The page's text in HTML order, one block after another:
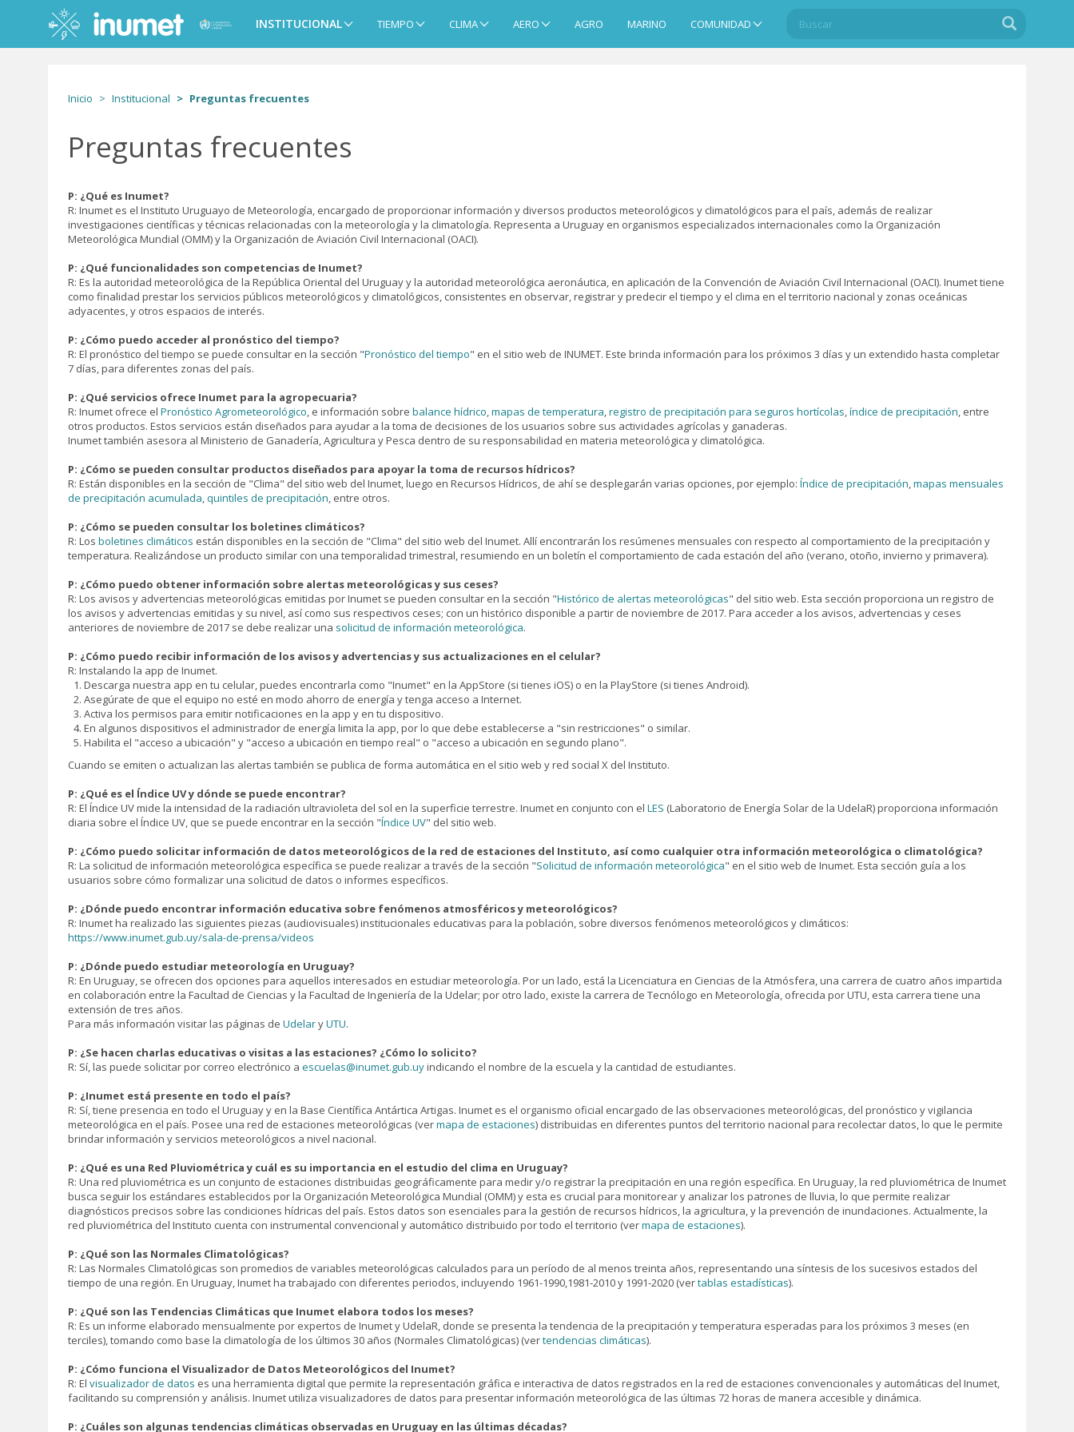
principal
Main
navigation
INSTITUCIONAL TIEMPO CLIMA AERO AGRO MARINO COMUNIDAD
Search
Buscar
Inicio Institucional Preguntas frecuentes
Preguntas frecuentes
P: ¿Qué es Inumet?
R: Inumet es el Instituto Uruguayo de Meteorología, encargado de proporcionar información y diversos productos meteorológicos y climatológicos para el país, además de realizar
investigaciones científicas y técnicas relacionadas con la meteorología y la climatología. Representa a Uruguay en organismos especializados internacionales como la Organización
Meteorológica Mundial (OMM) y la Organización de Aviación Civil Internacional (OACI).
P: ¿Qué funcionalidades son competencias de Inumet?
R: Es la autoridad meteorológica de la República Oriental del Uruguay y la autoridad meteorológica aeronáutica, en aplicación de la Convención de Aviación Civil Internacional (OACI). Inumet tiene
como finalidad prestar los servicios públicos meteorológicos y climatológicos, consistentes en observar, registrar y predecir el tiempo y el clima en el territorio nacional y zonas oceánicas
adyacentes, y otros espacios de interés.
P: ¿Cómo puedo acceder al pronóstico del tiempo?
R: El pronóstico del tiempo se puede consultar en la sección "Pronóstico del tiempo" en el sitio web de INUMET. Este brinda información para los próximos 3 días y un extendido hasta completar
7 días, para diferentes zonas del país.
P: ¿Qué servicios ofrece Inumet para la agropecuaria?
R: Inumet ofrece el Pronóstico Agrometeorológico, e información sobre balance hídrico,mapas de temperatura,registro de precipitación para seguros hortícolas,índice de precipitación, entre
otros productos. Estos servicios están diseñados para ayudar a la toma de decisiones de los usuarios sobre sus actividades agrícolas y ganaderas.
Inumet también asesora al Ministerio de Ganadería, Agricultura y Pesca dentro de su responsabilidad en materia meteorológica y climatológica.
P: ¿Cómo se pueden consultar productos diseñados para apoyar la toma de recursos hídricos?
R: Están disponibles en la sección de "Clima" del sitio web del Inumet, luego en Recursos Hídricos, de ahí se desplegarán varias opciones, por ejemplo: Índice de precipitación,mapas mensuales
de precipitación acumulada,quintiles de precipitación, entre otros.
P: ¿Cómo se pueden consultar los boletines climáticos?
R: Los boletines climáticos están disponibles en la sección de "Clima" del sitio web del Inumet. Allí encontrarán los resúmenes mensuales con respecto al comportamiento de la precipitación y
temperatura. Realizándose un producto similar con una temporalidad trimestral, resumiendo en un boletín el comportamiento de cada estación del año (verano, otoño, invierno y primavera).
P: ¿Cómo puedo obtener información sobre alertas meteorológicas y sus ceses?
R: Los avisos y advertencias meteorológicas emitidas por Inumet se pueden consultar en la sección "Histórico de alertas meteorológicas" del sitio web. Esta sección proporciona un registro de
los avisos y advertencias emitidas y su nivel, así como sus respectivos ceses; con un histórico disponible a partir de noviembre de 2017. Para acceder a los avisos, advertencias y ceses
anteriores de noviembre de 2017 se debe realizar una solicitud de información meteorológica.
P: ¿Cómo puedo recibir información de los avisos y advertencias y sus actualizaciones en el celular?
R: Instalando la app de Inumet.
Descarga nuestra app en tu celular, puedes encontrarla como "Inumet" en la AppStore (si tienes iOS) o en la PlayStore (si tienes Android).
Asegúrate de que el equipo no esté en modo ahorro de energía y tenga acceso a Internet.
Activa los permisos para emitir notificaciones en la app y en tu dispositivo.
En algunos dispositivos el administrador de energía limita la app, por lo que debe establecerse a "sin restricciones" o similar.
Habilita el "acceso a ubicación" y "acceso a ubicación en tiempo real" o "acceso a ubicación en segundo plano".
Cuando se emiten o actualizan las alertas también se publica de forma automática en el sitio web y red social X del Instituto.
P: ¿Qué es el Índice UV y dónde se puede encontrar?
R: El Índice UV mide la intensidad de la radiación ultravioleta del sol en la superficie terrestre. Inumet en conjunto con el LES (Laboratorio de Energía Solar de la UdelaR) proporciona información
diaria sobre el Índice UV, que se puede encontrar en la sección "Índice UV" del sitio web.
P: ¿Cómo puedo solicitar información de datos meteorológicos de la red de estaciones del Instituto, así como cualquier otra información meteorológica o climatológica?
R: La solicitud de información meteorológica específica se puede realizar a través de la sección "Solicitud de información meteorológica" en el sitio web de Inumet. Esta sección guía a los
usuarios sobre cómo formalizar una solicitud de datos o informes específicos.
P: ¿Dónde puedo encontrar información educativa sobre fenómenos atmosféricos y meteorológicos?
R: Inumet ha realizado las siguientes piezas (audiovisuales) institucionales educativas para la población, sobre diversos fenómenos meteorológicos y climáticos:
https://www.inumet.gub.uy/sala-de-prensa/videos
P: ¿Dónde puedo estudiar meteorología en Uruguay?
R: En Uruguay, se ofrecen dos opciones para aquellos interesados en estudiar meteorología. Por un lado, está la Licenciatura en Ciencias de la Atmósfera, una carrera de cuatro años impartida
en colaboración entre la Facultad de Ciencias y la Facultad de Ingeniería de la Udelar; por otro lado, existe la carrera de Tecnólogo en Meteorología, ofrecida por UTU, esta carrera tiene una
extensión de tres años.
Para más información visitar las páginas de UdelaryUTU.
P: ¿Se hacen charlas educativas o visitas a las estaciones? ¿Cómo lo solicito?
R: Sí, las puede solicitar por correo electrónico a escuelas@inumet.gub.uyindicando el nombre de la escuela y la cantidad de estudiantes.
P: ¿Inumet está presente en todo el país?
R: Sí, tiene presencia en todo el Uruguay y en la Base Científica Antártica Artigas. Inumet es el organismo oficial encargado de las observaciones meteorológicas, del pronóstico y vigilancia
meteorológica en el país. Posee una red de estaciones meteorológicas (vermapa de estaciones) distribuidas en diferentes puntos del territorio nacional para recolectar datos, lo que le permite
brindar información y servicios meteorológicos a nivel nacional.
P: ¿Qué es una Red Pluviométrica y cuál es su importancia en el estudio del clima en Uruguay?
R: Una red pluviométrica es un conjunto de estaciones distribuidas geográficamente para medir y/o registrar la precipitación en una región específica. En Uruguay, la red pluviométrica de Inumet
busca seguir los estándares establecidos por la Organización Meteorológica Mundial (OMM) y esta es crucial para monitorear y analizar los patrones de lluvia, lo que permite realizar
diagnósticos precisos sobre las condiciones hídricas del país. Estos datos son esenciales para la gestión de recursos hídricos, la agricultura, y la prevención de inundaciones. Actualmente, la
red pluviométrica del Instituto cuenta con instrumental convencional y automático distribuido por todo el territorio (vermapa de estaciones).
P: ¿Qué son las Normales Climatológicas?
R: Las Normales Climatológicas son promedios de variables meteorológicas calculados para un período de al menos treinta años, representando una síntesis de los sucesivos estados del
tiempo de una región. En Uruguay, Inumet ha trabajado con diferentes periodos, incluyendo 1961-1990,1981-2010 y 1991-2020 (vertablas estadísticas).
P: ¿Qué son las Tendencias Climáticas que Inumet elabora todos los meses?
R: Es un informe elaborado mensualmente por expertos de Inumet y UdelaR, donde se presenta la tendencia de la precipitación y temperatura esperadas para los próximos 3 meses (en
terciles), tomando como base la climatología de los últimos 30 años (Normales Climatológicas) (vertendencias climáticas).
P: ¿Cómo funciona el Visualizador de Datos Meteorológicos del Inumet?
R: El visualizador de datos es una herramienta digital que permite la representación gráfica e interactiva de datos registrados en la red de estaciones convencionales y automáticas del Inumet,
facilitando su comprensión y análisis. Inumet utiliza visualizadores de datos para presentar información meteorológica de las últimas 72 horas de manera accesible y dinámica.
P: ¿Cuáles son algunas tendencias climáticas observadas en Uruguay en las últimas décadas?